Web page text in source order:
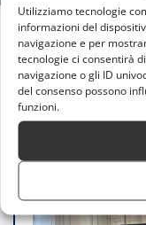
Utilizziamo tecnologie
informazioni del
navigazione e per
tecnologie ci consentirà
navigazione o gli ID
del consenso possono
funzioni.
Home
Oysho Milano
per la conferenza